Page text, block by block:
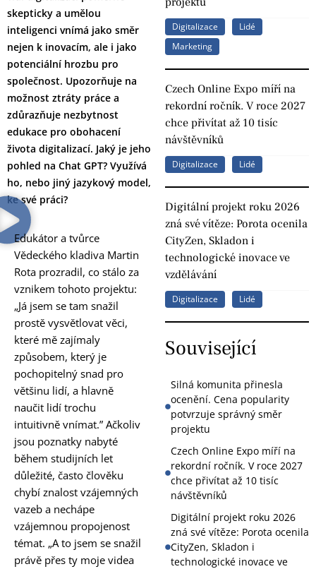
skepticky a umělou
inteligenci vnímá jako směr
nejen k inovacím, ale i jako
potenciální hrozbu pro
společnost. Upozorňuje na
možnost ztráty práce a
zdůrazňuje nezbytnost
edukace pro obohacení
života digitalizací. Jaký je jeho
pohled na Chat GPT? Využívá
ho, nebo jiný jazykový model,
ke své práci?
Edukátor a tvůrce
Vědeckého kladiva Martin
Rota prozradil, co stálo za
vznikem tohoto projektu:
„Já jsem se tam snažil
prostě vysvětlovat věci,
které mě zajímaly
způsobem, který je
pochopitelný snad pro
většinu lidí, a hlavně
naučit lidí trochu
intuitivně vnímat.” Ačkoliv
jsou poznatky nabyté
během studijních let
důležité, často člověku
chybí znalost vzájemných
vazeb a nechápe
vzájemnou propojenost
témat. „A to jsem se snažil
právě přes ty moje videa
Digitalizace
Lidé
Marketing
Czech Online Expo míří na
rekordní ročník. V roce 2027
chce přivítat až 10 tisíc
návštěvníků
Digitalizace Lidé
Digitální projekt roku 2026
zná své vítěze: Porota ocenila
CityZen, Skladon i
technologické inovace ve
vzdělávání
Digitalizace Lidé
Související
Silná komunita přinesla
ocenění. Cena popularity
potvrzuje správný směr
projektu
Czech Online Expo míří na
rekordní ročník. V roce 2027
chce přivítat až 10 tisíc
návštěvníků
Digitální projekt roku 2026
zná své vítěze: Porota ocenila
CityZen, Skladon i
technologické inovace ve